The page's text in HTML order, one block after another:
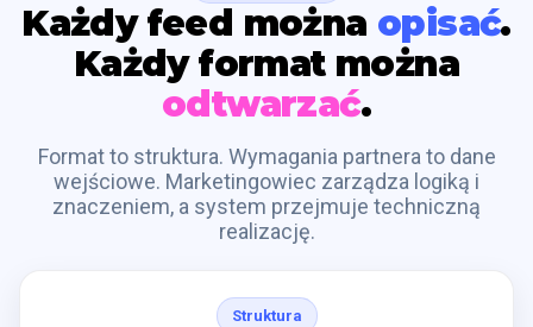
Każdy feed można opisać.
Każdy format można
odtwarzać.
Format to struktura. Wymagania partnera to dane
wejściowe. Marketingowiec zarządza logiką i
znaczeniem, a system przejmuje techniczną
realizację.
Struktura